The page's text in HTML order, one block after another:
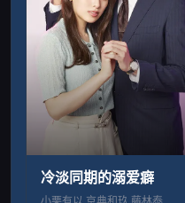
冷淡同期的溺爱癖